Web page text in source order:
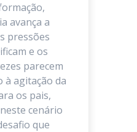
avança a
pressões
e os
parecem
à agitação da
os pais,
cenário
que